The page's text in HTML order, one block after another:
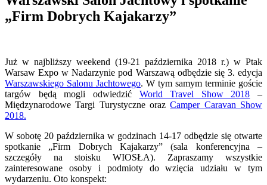
„Firm Dobrych Kajakarzy”
Już w najbliższy weekend (19-21 października 2018 r.) w Ptak
Warsaw Expo w Nadarzynie pod Warszawą odbędzie się 3. edycja
Warszawskiego Salonu Jachtowego. W tym samym terminie goście
targów będą mogli odwiedzić World Travel Show 2018 –
Międzynarodowe Targi Turystyczne orazCamper Caravan Show
2018.
W sobotę 20 października w godzinach 14-17 odbędzie się otwarte
spotkanie „Firm Dobrych Kajakarzy” (sala konferencyjna –
szczegóły na stoisku WIOSŁA). Zapraszamy wszystkie
zainteresowane osoby i podmioty do wzięcia udziału w tym
wydarzeniu. Oto konspekt: